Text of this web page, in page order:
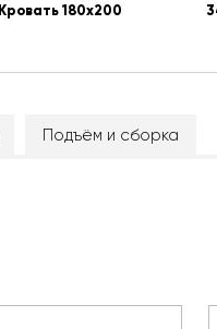
Кровать 180х200
Подъём и сборка